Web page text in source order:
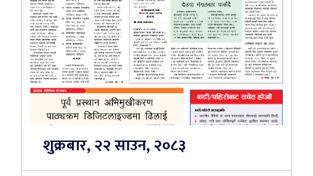
शुक्रबार, २२ साउन, २०८३